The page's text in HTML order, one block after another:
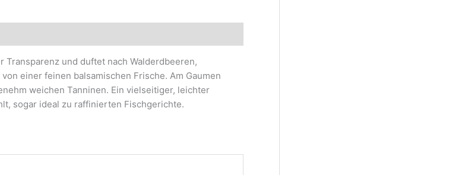
und duftet nach Walderdbeeren,
einer feinen balsamischen Frische. Am Gaumen
weichen Tanninen. Ein vielseitiger, leichter
sogar ideal zu raffinierten Fischgerichte.